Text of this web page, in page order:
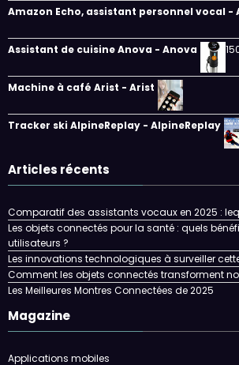
Amazon Echo, assistant personnel vocal -
Assistant de cuisine Anova - Anova
Machine à café Arist - Arist
Tracker ski AlpineReplay - AlpineReplay
Articles récents
Comparatif des assistants vocaux en 2025 :
Les objets connectés pour la santé : quels
utilisateurs ?
Les innovations technologiques à surveiller
Comment les objets connectés transforment
Les Meilleures Montres Connectées de 2025
Magazine
Applications mobiles